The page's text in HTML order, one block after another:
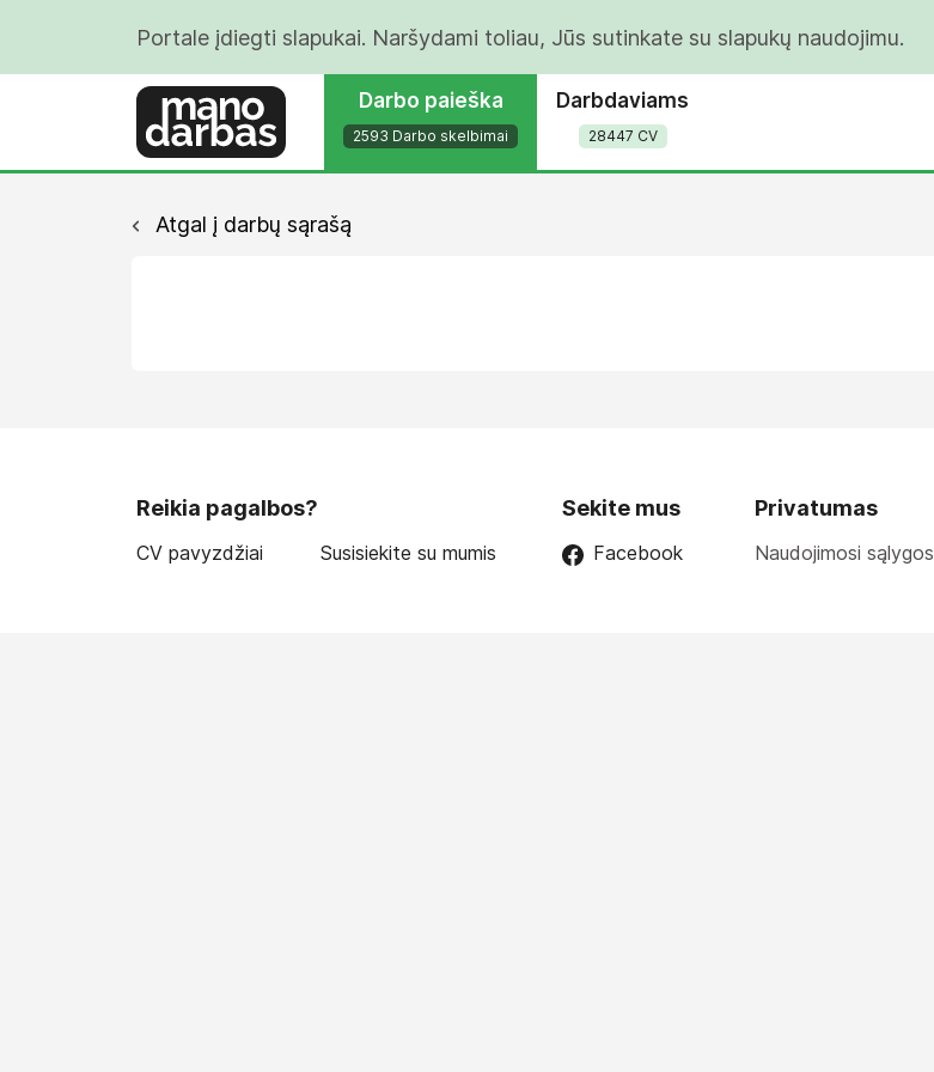
Portale įdiegti slapukai. Naršydami toliau, Jūs sutinkate su slapukų naudojimu.
Darbo paieška
2593 Darbo skelbimai
Darbdaviams
28447 CV
Atgal į darbų sąrašą
Reikia pagalbos?
CV pavyzdžiai Susisiekite su mumis
Sekite mus
Facebook
Privatumas
Naudojimosi sąlygos